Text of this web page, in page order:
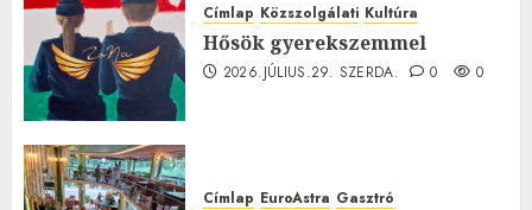
Címlap Közszolgálati Kultúra
Hősök gyerekszemmel
2026.JÚLIUS.29. SZERDA. 0 0
Címlap EuroAstra Gasztró